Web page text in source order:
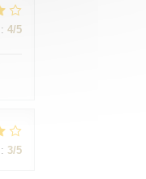
: 4/5
: 3/5